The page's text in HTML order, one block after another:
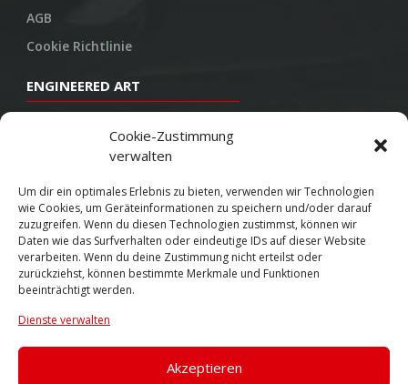
Cookie-Zustimmung
verwalten
Um dir ein optimales Erlebnis zu bieten, verwenden wir Technologien
wie Cookies, um Geräteinformationen zu speichern und/oder darauf
zuzugreifen. Wenn du diesen Technologien zustimmst, können wir
Daten wie das Surfverhalten oder eindeutige IDs auf dieser Website
verarbeiten. Wenn du deine Zustimmung nicht erteilst oder
zurückziehst, können bestimmte Merkmale und Funktionen
beeinträchtigt werden.
Dienste verwalten
Akzeptieren
AGB
Cookie Richtlinie
ENGINEERED ART
Konstruktion
Herstellung
Endbearbeitung
SOCIAL
Youtube
Twitter